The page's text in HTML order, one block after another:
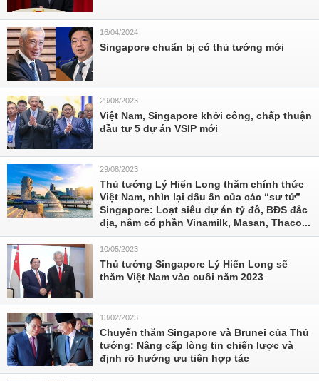
16/04/2024
Singapore chuẩn bị có thủ tướng mới
29/08/2023
Việt Nam, Singapore khởi công, chấp thuận
đầu tư 5 dự án VSIP mới
29/08/2023
Thủ tướng Lý Hiển Long thăm chính thức
Việt Nam, nhìn lại dấu ấn của các “sư tử”
Singapore: Loạt siêu dự án tỷ đô, BĐS đắc
địa, nắm cổ phần Vinamilk, Masan, Thaco...
10/05/2023
Thủ tướng Singapore Lý Hiển Long sẽ
thăm Việt Nam vào cuối năm 2023
13/02/2023
Chuyến thăm Singapore và Brunei của Thủ
tướng: Nâng cấp lòng tin chiến lược và
định rõ hướng ưu tiên hợp tác